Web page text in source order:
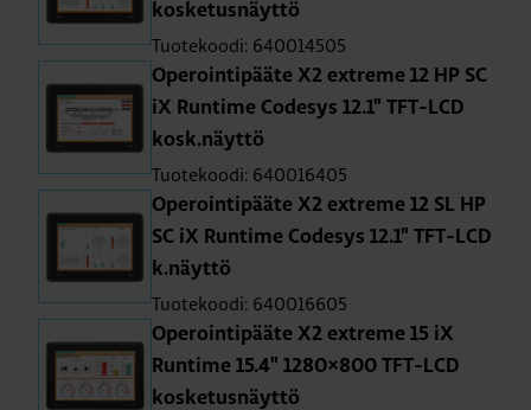
kos­ke­tus­näyt­tö
Tuotekoodi: 640014505
Ope­roin­ti­pää­te X2 ext­re­me 12 HP SC
iX Run­ti­me Co­de­sys 12.1" TFT-LCD
kosk.näyt­tö
Tuotekoodi: 640016405
Ope­roin­ti­pää­te X2 ext­re­me 12 SL HP
SC iX Run­ti­me Co­de­sys 12.1" TFT-LCD
k.näyt­tö
Tuotekoodi: 640016605
Ope­roin­ti­pää­te X2 ext­re­me 15 iX
Run­ti­me 15.4" 1280×800 TFT-LCD
kos­ke­tus­näyt­tö